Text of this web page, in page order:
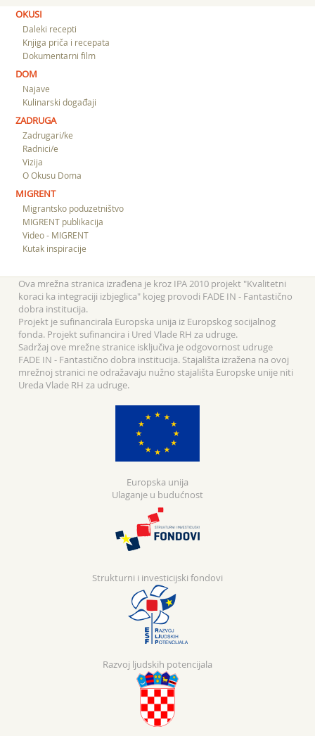
OKUSI
Daleki recepti
Knjiga priča i recepata
Dokumentarni film
DOM
Najave
Kulinarski događaji
ZADRUGA
Zadrugari/ke
Radnici/e
Vizija
O Okusu Doma
MIGRENT
Migrantsko poduzetništvo
MIGRENT publikacija
Video - MIGRENT
Kutak inspiracije
Ova mrežna stranica izrađena je kroz IPA 2010 projekt "Kvalitetni
koraci ka integraciji izbjeglica" kojeg provodi FADE IN - Fantastično
dobra institucija.
Projekt je sufinancirala Europska unija iz Europskog socijalnog
fonda. Projekt sufinancira i Ured Vlade RH za udruge.
Sadržaj ove mrežne stranice isključiva je odgovornost udruge
FADE IN - Fantastično dobra institucija. Stajališta izražena na ovoj
mrežnoj stranici ne odražavaju nužno stajališta Europske unije niti
Ureda Vlade RH za udruge.
Europska unija
Ulaganje u budućnost
Strukturni i investicijski fondovi
Razvoj ljudskih potencijala